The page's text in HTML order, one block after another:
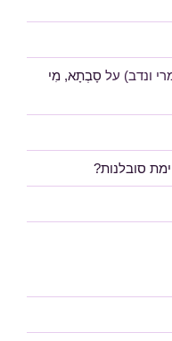
ונדב) על סָבְתָא, מִי
סובלנות?